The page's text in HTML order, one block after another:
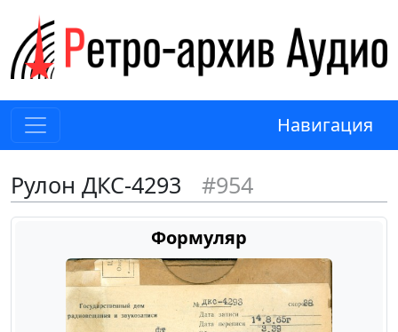
Навигация
Рулон ДКС-4293 #954
Формуляр